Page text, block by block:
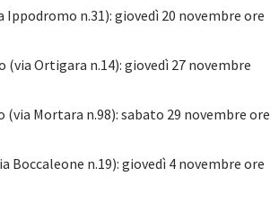
Ippodromo n.31): giovedì 20 novembre ore
(via Ortigara n.14): giovedì 27 novembre
(via Mortara n.98): sabato 29 novembre ore
Boccaleone n.19): giovedì 4 novembre ore